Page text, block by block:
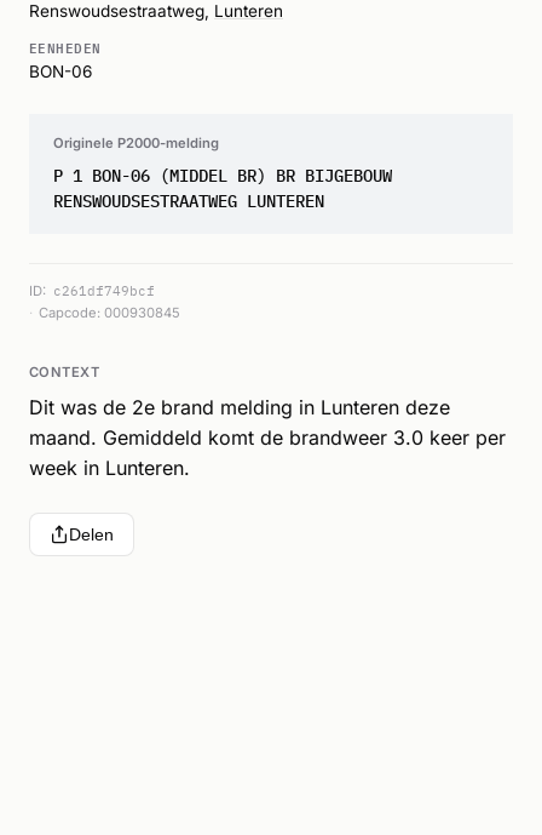
Renswoudsestraatweg, Lunteren
EENHEDEN
BON-06
Originele P2000-melding
P 1 BON-06 (MIDDEL BR) BR BIJGEBOUW
RENSWOUDSESTRAATWEG LUNTEREN
ID: c261df749bcf
Capcode: 000930845
CONTEXT
Dit was de 2e brand melding in Lunteren deze
maand. Gemiddeld komt de brandweer 3.0 keer per
week in Lunteren.
Delen